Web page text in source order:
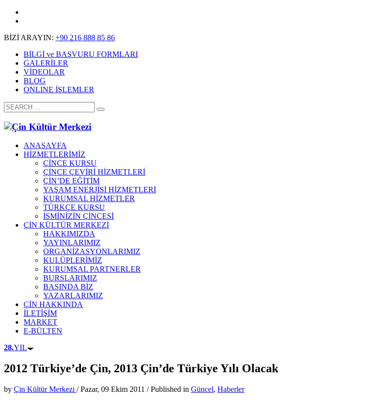
BİZİ ARAYIN: +90 216 888 85 86
BİLGİ ve BAŞVURU FORMLARI
GALERİLER
VİDEOLAR
BLOG
ONLINE İŞLEMLER
ANASAYFA
HİZMETLERİMİZ
ÇİNCE KURSU
ÇİNCE ÇEVİRİ HİZMETLERİ
ÇİN’DE EĞİTİM
YAŞAM ENERJİSİ HİZMETLERİ
KURUMSAL HİZMETLER
TÜRKÇE KURSU
İSMİNİZİN ÇİNCESİ
ÇİN KÜLTÜR MERKEZİ
HAKKIMIZDA
YAYINLARIMIZ
ORGANİZASYONLARIMIZ
KULÜPLERİMİZ
KURUMSAL PARTNERLER
BURSLARIMIZ
BASINDA BİZ
YAZARLARIMIZ
ÇİN HAKKINDA
İLETİŞİM
MARKET
E-BÜLTEN
28.YIL
2012 Türkiye’de Çin, 2013 Çin’de Türkiye Yılı Olacak
by Çin Kültür Merkezi /Pazar, 09 Ekim 2011 /Published in Güncel, Haberler